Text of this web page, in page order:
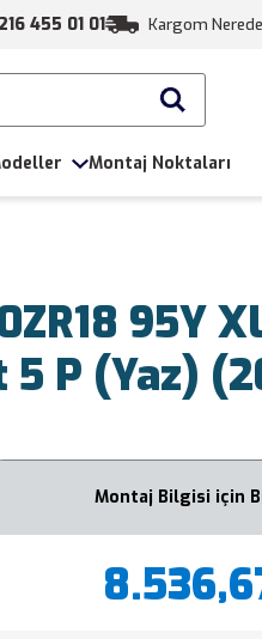
455 01 01 Kargom
Montaj Noktaları
95Y
P (Yaz)
Montaj Bilgisi için